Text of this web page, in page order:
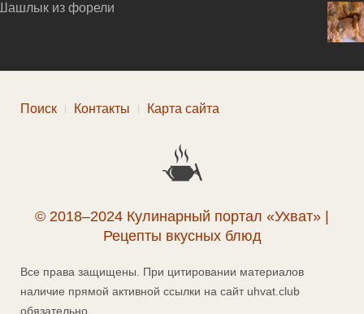
из форели
Поиск Контакты Карта сайта
© 2018–2024 Кулинарный портал «Ухват» |
Рецепты вкусных блюд
Все права защищены. При цитировании материалов
наличие прямой активной ссылки на сайт uhvat.club
обязательно.